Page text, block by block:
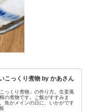
こっくり煮物 by かあさん
っくり煮物」の作り方。生姜風
の煮物です。ご飯がすすみま
魚がメインの日に、いかがです